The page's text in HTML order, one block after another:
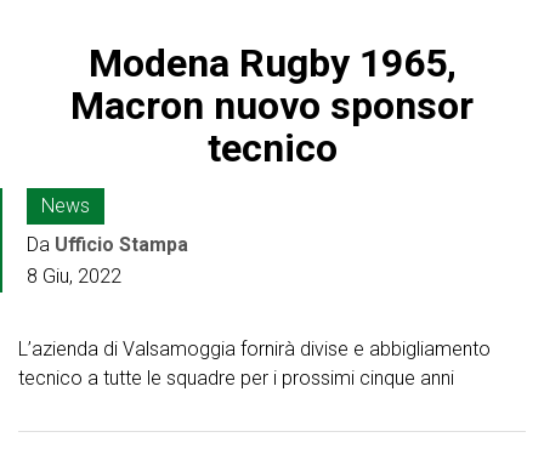
Modena Rugby 1965,
Macron nuovo sponsor
tecnico
News
Da Ufficio Stampa
8 Giu, 2022
L’azienda di Valsamoggia fornirà divise e abbigliamento
tecnico a tutte le squadre per i prossimi cinque anni